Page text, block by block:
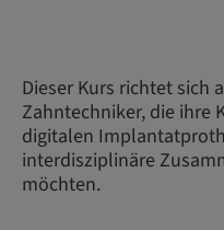
Dieser Kurs richtet sich
Zahntechniker, die ihre
digitalen
interdisziplinäre
möchten.